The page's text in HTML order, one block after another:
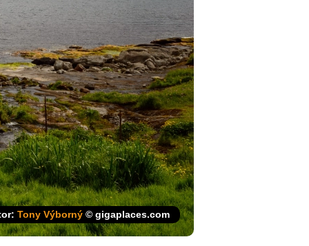
Tony Výborný © gigaplaces.com